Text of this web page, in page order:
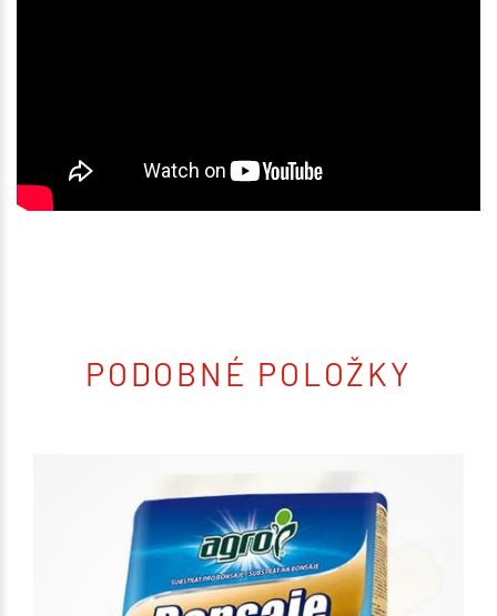
PODOBNÉ POLOŽKY